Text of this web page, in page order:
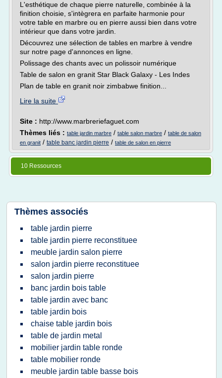
L'esthétique de chaque pierre naturelle, combinée à la
finition choisie, s'intègrera en parfaite harmonie pour
votre table en marbre ou en pierre aussi bien dans votre
intérieur que dans votre jardin.
Découvrez une sélection de tables en marbre à vendre
sur notre page d'annonces en ligne.
Polissage des chants avec un polissoir numérique
Table de salon en granit Star Black Galaxy - Les Indes
Plan de table en granit noir zimbabwe finition...
Lire la suite
Site : http://www.marbreriefaguet.com
Thèmes liés : table jardin marbre / table salon marbre / table de salon
en granit / table banc jardin pierre / table de salon en pierre
10 Ressources
Thèmes associés
table jardin pierre
table jardin pierre reconstituee
meuble jardin salon pierre
salon jardin pierre reconstituee
salon jardin pierre
banc jardin bois table
table jardin avec banc
table jardin bois
chaise table jardin bois
table de jardin metal
mobilier jardin table ronde
table mobilier ronde
meuble jardin table basse bois